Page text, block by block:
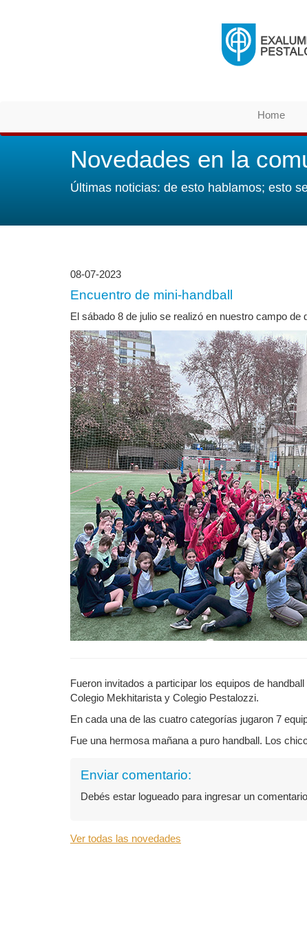
Home
Novedades en la
Últimas noticias: de esto hablamos; esto
08-07-2023
Encuentro de mini-handball
El sábado 8 de julio se realizó en nuestro campo
Fueron invitados a participar los equipos de
Colegio Mekhitarista y Colegio Pestalozzi.
En cada una de las cuatro categorías jugaron 7
Fue una hermosa mañana a puro handball. Los
Enviar comentario:
Debés estar logueado para ingresar un
Ver todas las novedades